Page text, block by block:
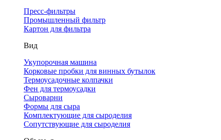
Пресс-фильтры
Промышленный фильтр
Картон для фильтра
Вид
Укупорочная машина
Корковые пробки для винных бутылок
Термоусадочные колпачки
Фен для термоусадки
Сыроварни
Формы для сыра
Комплектующие для сыроделия
Сопутствующие для сыроделия